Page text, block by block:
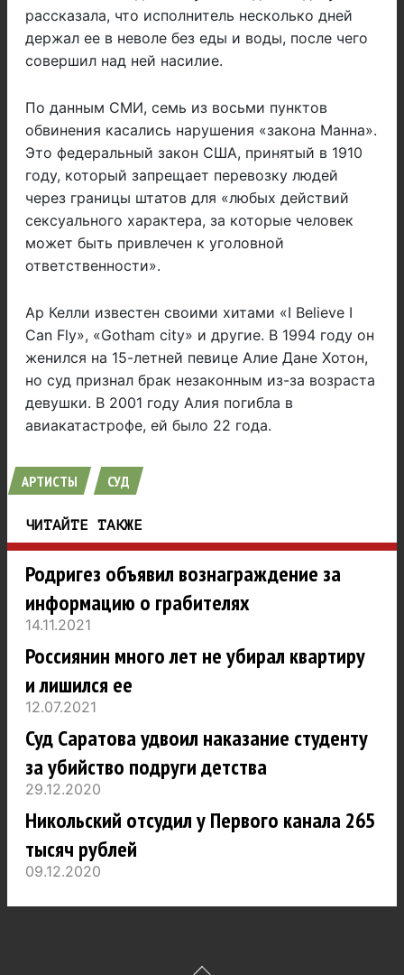
рассказала, что исполнитель несколько дней
держал ее в неволе без еды и воды, после чего
совершил над ней насилие.
По данным СМИ, семь из восьми пунктов
обвинения касались нарушения «закона Манна».
Это федеральный закон США, принятый в 1910
году, который запрещает перевозку людей
через границы штатов для «любых действий
сексуального характера, за которые человек
может быть привлечен к уголовной
ответственности».
Ар Келли известен своими хитами «I Believe I
Can Fly», «Gotham city» и другие. В 1994 году он
женился на 15-летней певице Алие Дане Хотон,
но суд признал брак незаконным из-за возраста
девушки. В 2001 году Алия погибла в
авиакатастрофе, ей было 22 года.
АРТИСТЫ СУД
ЧИТАЙТЕ ТАКЖЕ
Родригез объявил вознаграждение за
информацию о грабителях
14.11.2021
Россиянин много лет не убирал квартиру
и лишился ее
12.07.2021
Суд Саратова удвоил наказание студенту
за убийство подруги детства
29.12.2020
Никольский отсудил у Первого канала 265
тысяч рублей
09.12.2020